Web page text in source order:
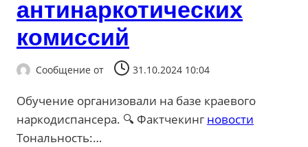
антинаркотических
комиссий
Сообщение от 31.10.2024 10:04
Обучение организовали на базе краевого
наркодиспансера. 🔍 Фактчекинг новости
Тональность:…